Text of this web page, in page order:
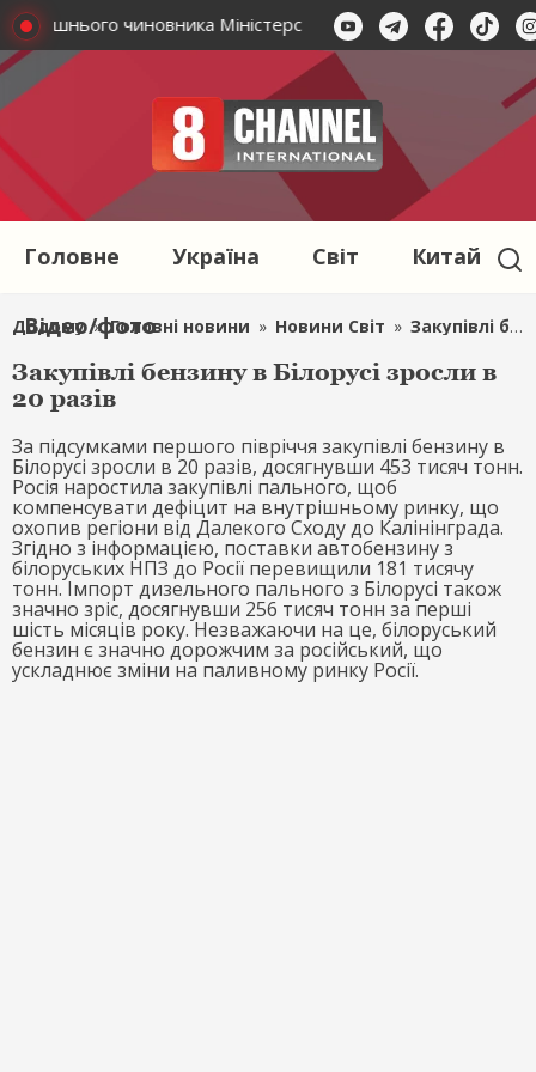
чиновника Міністерства закордонних справ -
Головне Україна Світ Китай
Відео/фото
Додому » Головні новини » Новини Світ » Закупівлі бензину в Білорусі зросли в 20 разів
Закупівлі бензину в Білорусі зросли в
20 разів
За підсумками першого півріччя закупівлі бензину в
Білорусі зросли в 20 разів, досягнувши 453 тисяч тонн.
Росія наростила закупівлі пального, щоб
компенсувати дефіцит на внутрішньому ринку, що
охопив регіони від Далекого Сходу до Калінінграда.
Згідно з інформацією, поставки автобензину з
білоруських НПЗ до Росії перевищили 181 тисячу
тонн. Імпорт дизельного пального з Білорусі також
значно зріс, досягнувши 256 тисяч тонн за перші
шість місяців року. Незважаючи на це, білоруський
бензин є значно дорожчим за російський, що
ускладнює зміни на паливному ринку Росії.